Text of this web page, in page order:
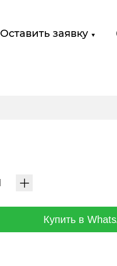
Оставить заявку ▼
Купить в